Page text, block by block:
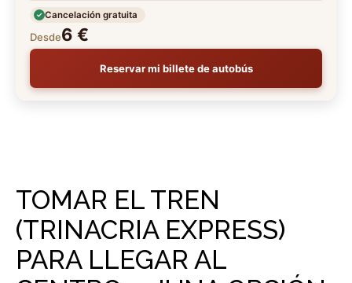
Cancelación gratuita
Desde6 €
Reservar mi billete de autobús
TOMAR EL TREN
(TRINACRIA EXPRESS)
PARA LLEGAR AL